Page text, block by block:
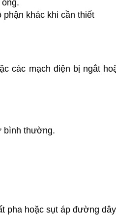
phận khác khi cần thiết
các mạch điện bị ngắt
bình thường.
pha hoặc sụt áp đường